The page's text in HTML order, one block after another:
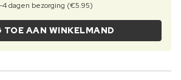
4 dagen bezorging (€5.95)
TOE AAN WINKELMAND